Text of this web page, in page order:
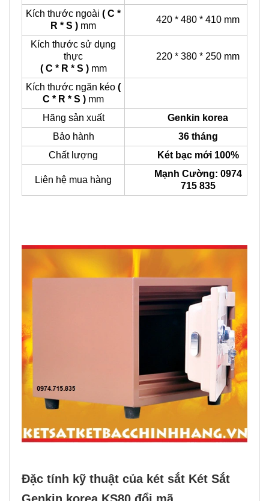
Kích thước ngoài ( C *
R * S ) mm
420 * 480 * 410 mm
Kích thước sử dụng
thực
( C * R * S )mm
220 * 380 * 250 mm
Kích thước ngăn kéo (
C * R * S ) mm
Hãng sản xuất
Genkin korea
Bảo hành
36 tháng
Chất lượng
Két bạc mới 100%
Liên hệ mua hàng
Mạnh Cường: 0974
715 835
Đặc tính kỹ thuật của két sắt Két Sắt